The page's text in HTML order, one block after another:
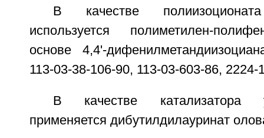
В качестве
используется полиметилен-
основе 4,4'-
113-03-38-106-90, 113-03-603-86, 2224-
В качестве катализатора
применяется дибутилдилауринат